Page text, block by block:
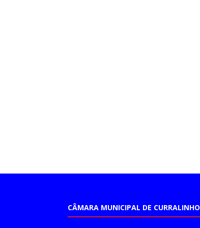
CÂMARA MUNICIPAL DE CURRALINHO